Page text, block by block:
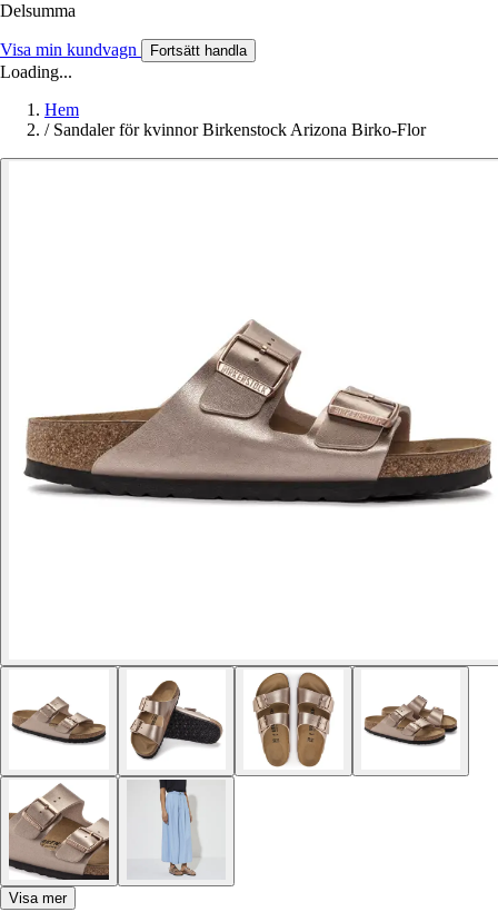
Delsumma
Visa min kundvagn Fortsätt handla
Loading...
Hem
/ Sandaler för kvinnor Birkenstock Arizona Birko-Flor
Visa mer